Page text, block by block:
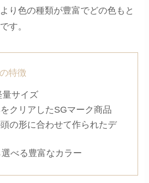
り色の種類が豊富でどの色もと
す。
特徴
量サイズ
クリアしたSGマーク商品
の形に合わせて作られたデ
べる豊富なカラー